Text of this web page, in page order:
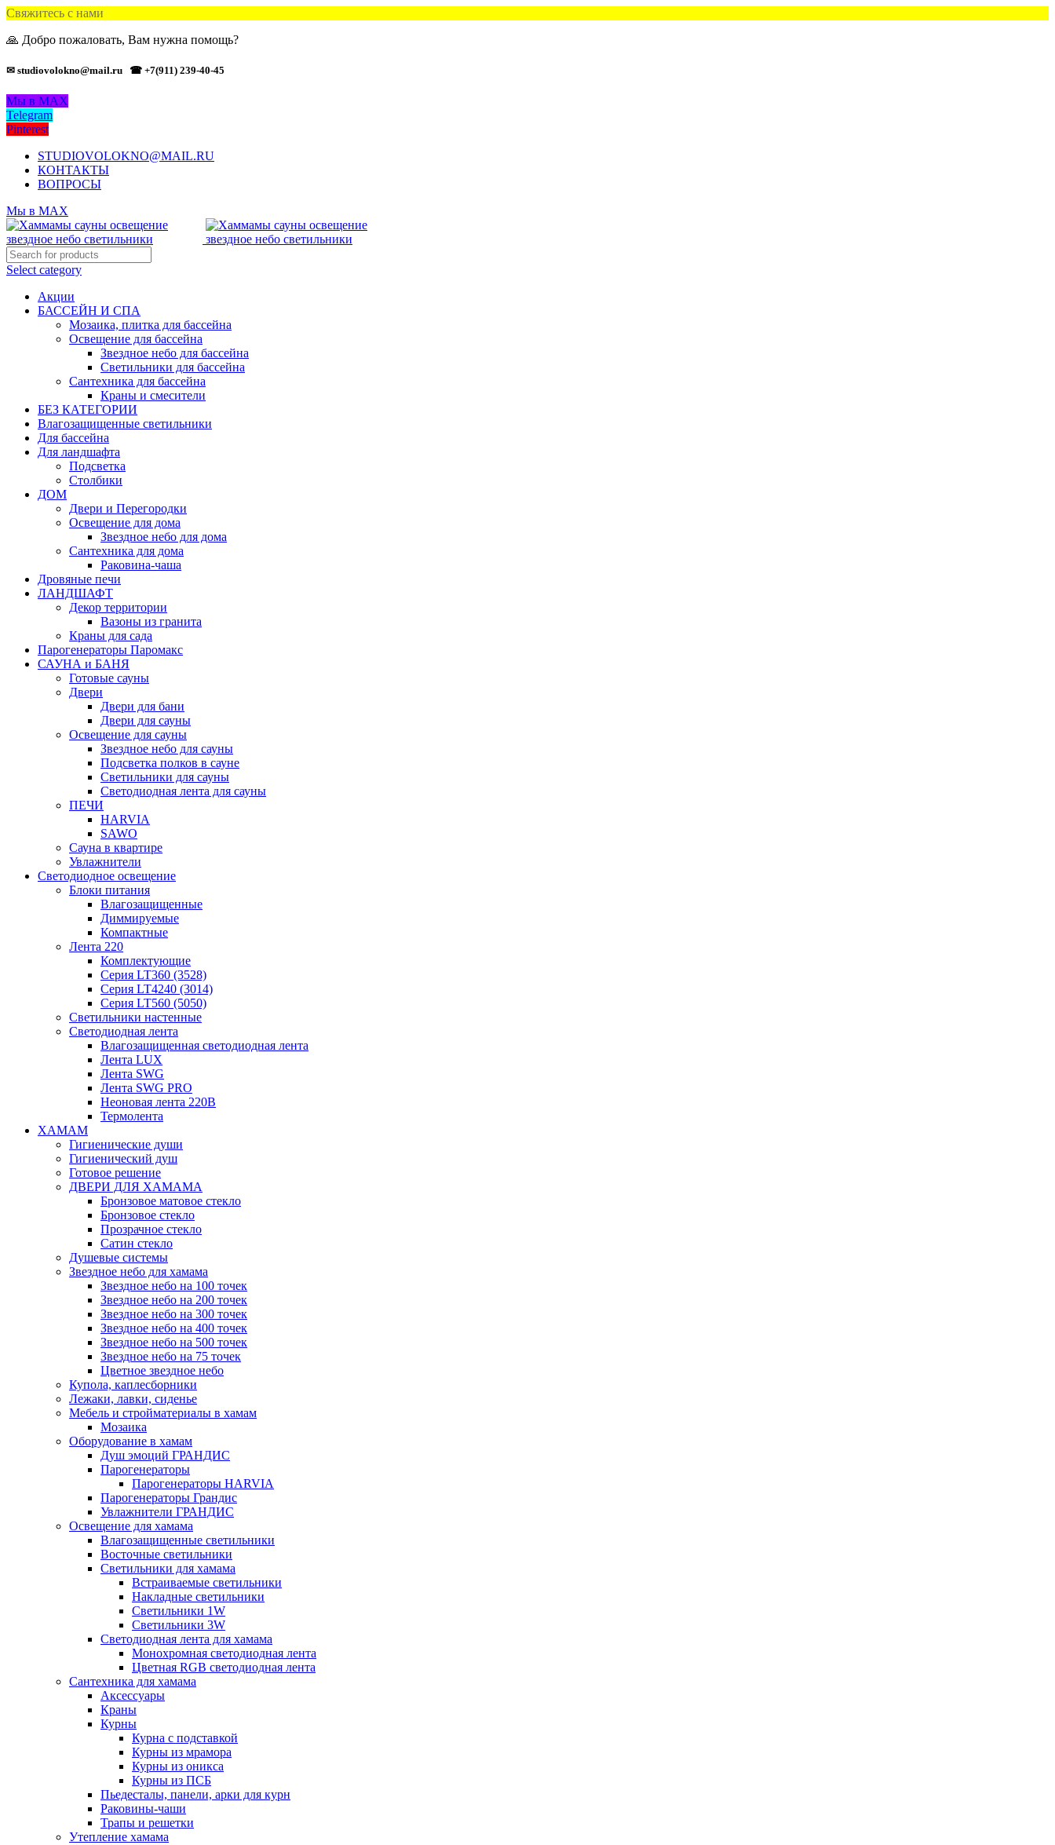
Свяжитесь с нами
🙏 Добро пожаловать, Вам нужна помощь?
✉ studiovolokno@mail.ru ☎ +7(911) 239-40-45
Мы в MAX
Telegram
Pinterest
STUDIOVOLOKNO@MAIL.RU
КОНТАКТЫ
ВОПРОСЫ
Мы в MAX
Select category
Акции
БАССЕЙН И СПА
Мозаика, плитка для бассейна
Освещение для бассейна
Звездное небо для бассейна
Светильники для бассейна
Сантехника для бассейна
Краны и смесители
БЕЗ КАТЕГОРИИ
Влагозащищенные светильники
Для бассейна
Для ландшафта
Подсветка
Столбики
ДОМ
Двери и Перегородки
Освещение для дома
Звездное небо для дома
Сантехника для дома
Раковина-чаша
Дровяные печи
ЛАНДШАФТ
Декор территории
Вазоны из гранита
Краны для сада
Парогенераторы Паромакс
САУНА и БАНЯ
Готовые сауны
Двери
Двери для бани
Двери для сауны
Освещение для сауны
Звездное небо для сауны
Подсветка полков в сауне
Светильники для сауны
Светодиодная лента для сауны
ПЕЧИ
HARVIA
SAWO
Сауна в квартире
Увлажнители
Светодиодное освещение
Блоки питания
Влагозащищенные
Диммируемые
Компактные
Лента 220
Комплектующие
Серия LT360 (3528)
Серия LT4240 (3014)
Серия LT560 (5050)
Светильники настенные
Светодиодная лента
Влагозащищенная светодиодная лента
Лента LUX
Лента SWG
Лента SWG PRO
Неоновая лента 220В
Термолента
ХАМАМ
Гигиенические души
Гигиенический душ
Готовое решение
ДВЕРИ ДЛЯ ХАМАМА
Бронзовое матовое стекло
Бронзовое стекло
Прозрачное стекло
Сатин стекло
Душевые системы
Звездное небо для хамама
Звездное небо на 100 точек
Звездное небо на 200 точек
Звездное небо на 300 точек
Звездное небо на 400 точек
Звездное небо на 500 точек
Звездное небо на 75 точек
Цветное звездное небо
Купола, каплесборники
Лежаки, лавки, сиденье
Мебель и стройматериалы в хамам
Мозаика
Оборудование в хамам
Душ эмоций ГРАНДИС
Парогенераторы
Парогенераторы HARVIA
Парогенераторы Грандис
Увлажнители ГРАНДИС
Освещение для хамама
Влагозащищенные светильники
Восточные светильники
Светильники для хамама
Встраиваемые светильники
Накладные светильники
Светильники 1W
Светильники 3W
Светодиодная лента для хамама
Монохромная светодиодная лента
Цветная RGB светодиодная лента
Сантехника для хамама
Аксессуары
Краны
Курны
Курна с подставкой
Курны из мрамора
Курны из оникса
Курны из ПСБ
Пьедесталы, панели, арки для курн
Раковины-чаши
Трапы и решетки
Утепление хамама